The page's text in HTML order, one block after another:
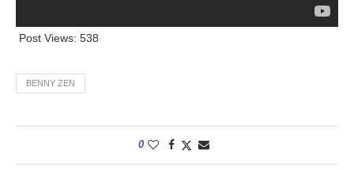
Post Views: 538
BENNY ZEN
0